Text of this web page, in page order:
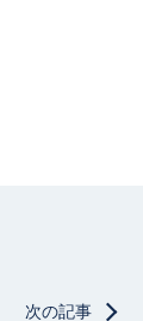
次の記事